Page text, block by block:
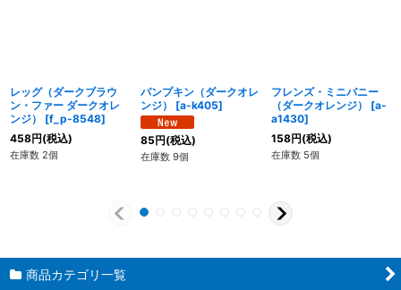
レッグ（ダークブラウ
ン・ファー ダークオレ
ンジ）
[f_p-8548]
458円(税込)
在庫数 2個
パンプキン（ダークオレ
ンジ）
[a-k405]
85円(税込)
在庫数 9個
フレンズ・ミニバニー
（ダークオレンジ）
[a-
a1430]
158円(税込)
在庫数 5個
商品カテゴリ一覧